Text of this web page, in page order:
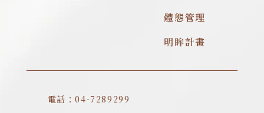
體態管理
明眸計畫
電話：04-7289299